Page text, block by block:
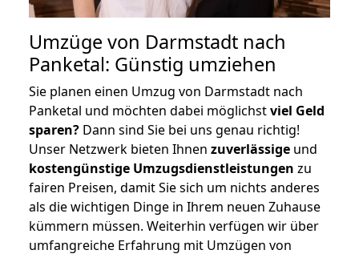
Umzüge von Darmstadt nach
Panketal: Günstig umziehen
Sie planen einen Umzug von Darmstadt nach
Panketal und möchten dabei möglichstviel Geld
sparen? Dann sind Sie bei uns genau richtig!
Unser Netzwerk bieten Ihnen zuverlässige und
kostengünstige Umzugsdienstleistungen zu
fairen Preisen, damit Sie sich um nichts anderes
als die wichtigen Dinge in Ihrem neuen Zuhause
kümmern müssen. Weiterhin verfügen wir über
umfangreiche Erfahrung mit Umzügen von